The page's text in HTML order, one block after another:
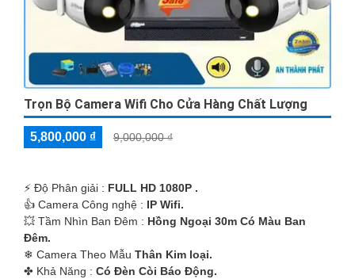
Trọn Bộ Camera Wifi Cho Cửa Hàng Chất Lượng
5,800,000 ₫ 9,000,000 ₫
️⚡ Độ Phân giải : FULL HD 1080P .
👍 Camera Công nghệ : IP Wifi.
💥 Tầm Nhìn Ban Đêm : Hồng Ngoại 30m Có Màu Ban
Ðêm.
❄ Camera Theo Mẫu Thân Kim loại.
️✤ Khả Năng : Có Ðèn Còi Báo Động.